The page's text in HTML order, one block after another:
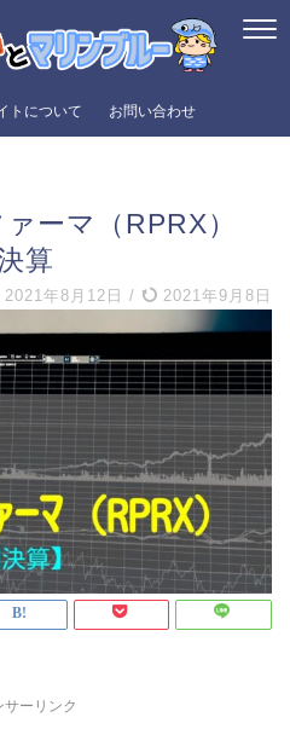
トについて お問い合わせ
ーマ（RPRX）
算
2021年8月12日 / 2021年9月8日
サーリンク